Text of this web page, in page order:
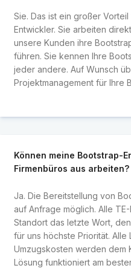
Sie. Das ist ein großer
Entwickler. Sie arbeiten
unsere Kunden ihre
führen. Sie kennen Ihre
jeder andere. Auf Wunsch
Projektmanagement für Ihre
Können meine Bootstrap-
Firmenbüros aus arbeiten?
Ja. Die Bereitstellung von
auf Anfrage möglich. Alle
Standort das letzte Wort,
für uns höchste Priorität. Alle
Umzugskosten werden dem
Lösung funktioniert am